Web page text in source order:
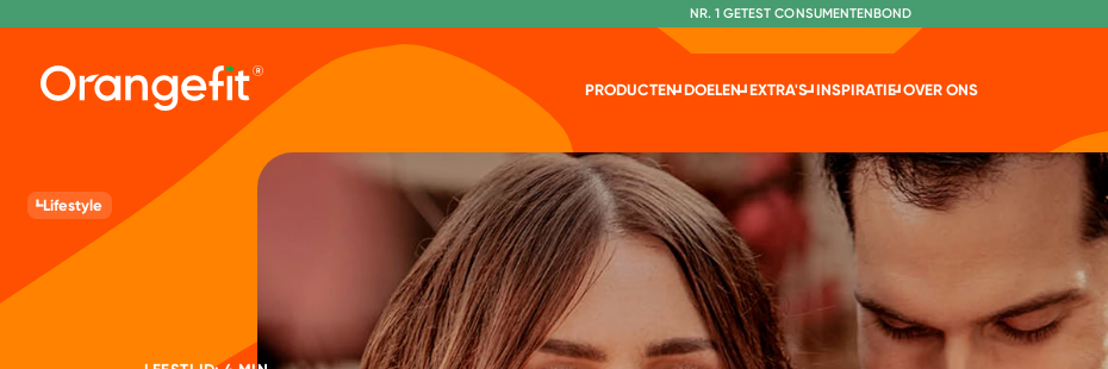
NR. 1 GETEST CONSUMENTENBOND
PRODUCTEN DOELEN EXTRA'S INSPIRATIE OVER ONS
Lifestyle